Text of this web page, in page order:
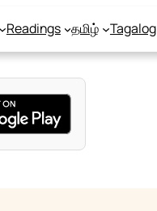
Readings தமிழ் Tagalog